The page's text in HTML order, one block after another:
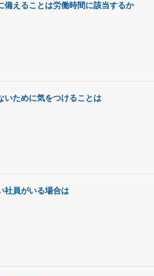
備えることは労働時間に該当するか
いために気をつけることは
社員がいる場合は